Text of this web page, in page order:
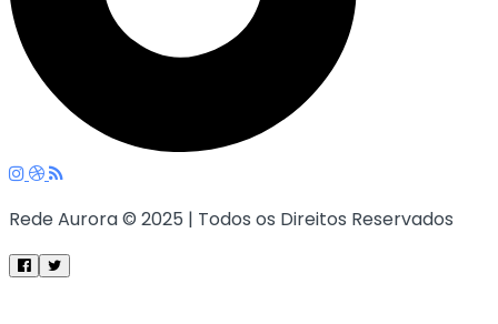
Rede Aurora © 2025 | Todos os Direitos Reservados